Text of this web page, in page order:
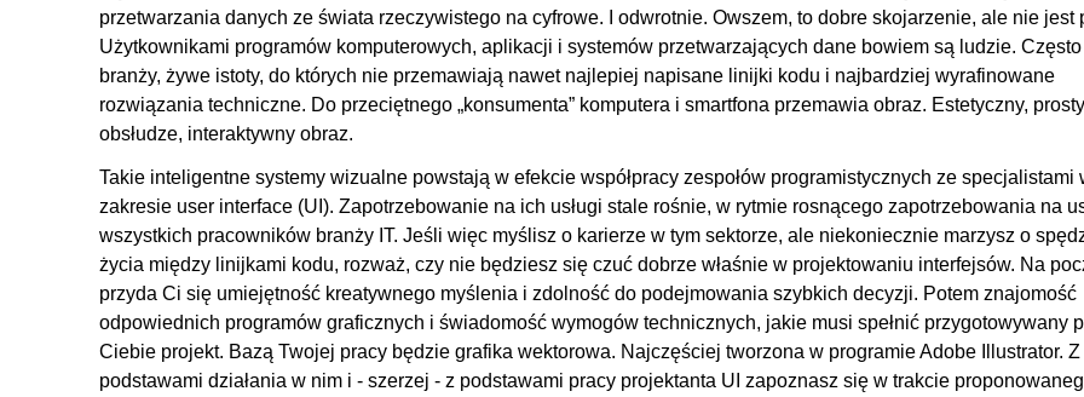
3.1. Opowiadanie za pomocą obrazów. Atrybuty, ubiory, kolory
3.2. Postaci ekspresja i sylwetki
3.3. Rysowanie uczuć. Portret i emocje
OGLĄDAJ »
3.4. Kierowanie uwagi użytkownika. Tło, kompozycja i głębia
3.5. Budowanie atmosfery. Paleta kolorów, od skali szarości do kolorowej ilustracji
4. Podsumowanie
4.1. Eksportowanie. Z Adobe Illustrator do Adobe XD
4.2. Zakończenie
przetwarzania danych ze świata rzeczywistego na cyfrowe. I odwrotnie. Owszem, to dobre skojarzenie, ale nie jest
Użytkownikami programów komputerowych, aplikacji i systemów przetwarzających dane bowiem są ludzie.
branży, żywe istoty, do których nie przemawiają nawet najlepiej napisane linijki kodu i najbardziej wyrafinowane
rozwiązania techniczne. Do przeciętnego „konsumenta” komputera i smartfona przemawia obraz. Estetyczny,
obsłudze, interaktywny obraz.
Takie inteligentne systemy wizualne powstają w efekcie współpracy zespołów programistycznych ze specjalistami
zakresie user interface (UI). Zapotrzebowanie na ich usługi stale rośnie, w rytmie rosnącego zapotrzebowania na
wszystkich pracowników branży IT. Jeśli więc myślisz o karierze w tym sektorze, ale niekoniecznie marzysz o
życia między linijkami kodu, rozważ, czy nie będziesz się czuć dobrze właśnie w projektowaniu interfejsów. Na
przyda Ci się umiejętność kreatywnego myślenia i zdolność do podejmowania szybkich decyzji. Potem znajomość
odpowiednich programów graficznych i świadomość wymogów technicznych, jakie musi spełnić przygotowywany
Ciebie projekt. Bazą Twojej pracy będzie grafika wektorowa. Najczęściej tworzona w programie Adobe Illustrator. Z
podstawami działania w nim i - szerzej - z podstawami pracy projektanta UI zapoznasz się w trakcie